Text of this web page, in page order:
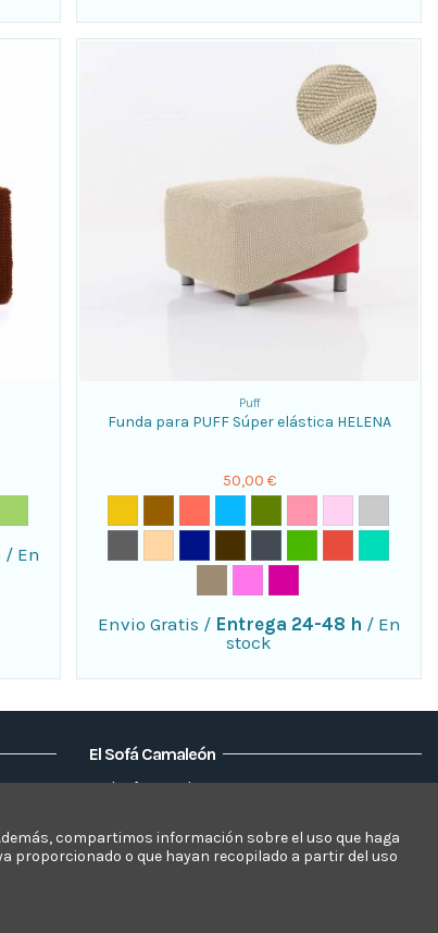
/ En
Puff
Funda para PUFF Súper elástica HELENA
50,00 €
Envio Gratis / Entrega 24-48 h / En
stock
El Sofá Camaleón
Elsofacamaleon
Mi cuenta
Datos personales
compartimos información sobre el uso que haga
proporcionado o que hayan recopilado a partir del uso